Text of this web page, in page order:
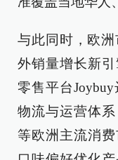
与此同时，欧
外销量增长新
零售平台
物流与运营体
等欧洲主流消